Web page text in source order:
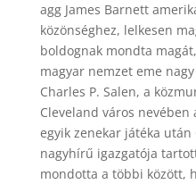
agg James Barnett
közönséghez, lelkesen
boldognak mondta
magyar nemzet eme
Charles P. Salen, a
Cleveland város
egyik zenekar játéka után
nagyhírű igazgatója
mondotta a többi között,